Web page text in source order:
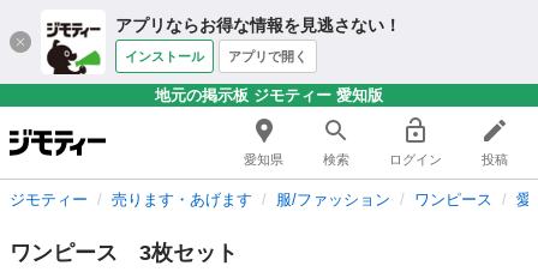
アプリならお得な情報を見逃さない！
インストール アプリで開く
地元の掲示板 ジモティー 愛知版
愛知県 検索 ログイン 投稿
ジモティー 売ります・あげます 服/ファッション ワンピース 愛
ワンピース 3枚セット